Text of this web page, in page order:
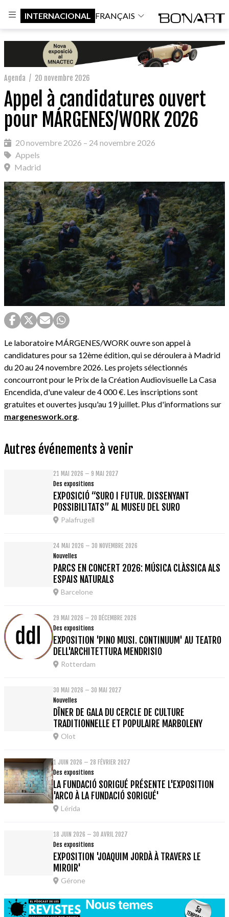
INTERNACIONAL FRANÇAIS
Agenda / 20 novembre 2026
Appel à candidatures ouvert
pour MÁRGENES/WORK 2026
20 novembre 2026 – 24 novembre 2026
Appels
Madrid
Le laboratoire MÁRGENES/WORK ouvre son appel à
candidatures pour sa 12ème édition, qui se déroulera à Madrid
du 20 au 24 novembre 2026. Les projets sélectionnés
concourront pour le Prix de la Création Audiovisuelle La Casa
Encendida, d'une valeur de 4 000 €. Les inscriptions sont
gratuites et ouvertes jusqu'au 19 juillet. Plus d'informations sur
margeneswork.org
Autres événements à venir
21 MAI 2026 – 9 MAI 2027
Des expositions
EXPOSICIÓ “SURO I FUTUR. DISSENYANT
POSSIBILITATS” AL MUSEU DEL SURO
Palafrugell
24 MAI 2026 – 30 NOVEMBRE 2026
Nouvelles
PARCS EN CONCERT 2026: MÚSICA CLÀSSICA ALS
ESPAIS NATURALS
Barcelone
29 MAI 2026 – 20 DÉCEMBRE 2026
Des expositions
EXPOSITION 'PINO MUSI. CONTINUUM' AU TEATRO
DELL'ARCHITETTURA MENDRISIO
Rotterdam
30 MAI 2026 – 30 MAI 2027
Nouvelles
DÎNER DE GALA DU CERCLE DE CULTURE
TRADITIONNELLE ET POPULAIRE MARBOLENY
Olot
1 JUIN 2026 – 28 FÉVRIER 2027
Des expositions
LA FUNDACIÓ SORIGUÉ PRÉSENTE L'EXPOSITION
'ARCO À LA FUNDACIÓ SORIGUÉ'
Lérida
18 JUIN 2026 – 30 AVRIL 2027
Des expositions
EXPOSITION 'JOAQUIM JORDÀ À TRAVERS LE
MIROIR'
Gérone